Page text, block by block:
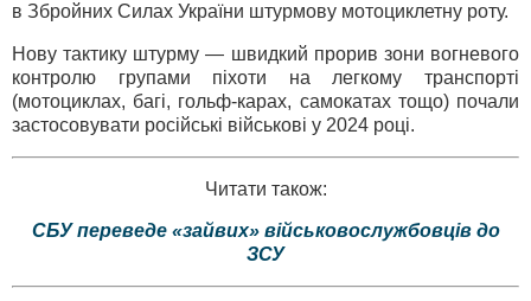
в Збройних Силах України штурмову мотоциклетну роту.
Нову тактику штурму — швидкий прорив зони вогневого
контролю групами піхоти на легкому транспорті
(мотоциклах, багі, гольф-карах, самокатах тощо) почали
застосовувати російські військові у 2024 році.
Читати також:
СБУ переведе «зайвих» військовослужбовців до
ЗСУ